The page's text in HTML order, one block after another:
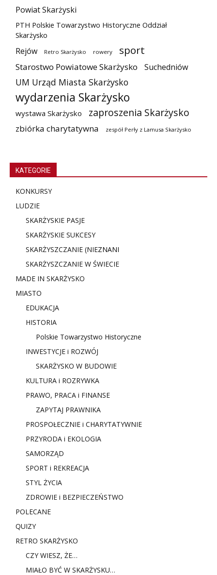
Powiat Skarżyski
PTH Polskie Towarzystwo Historyczne Oddział
Skarżysko
Rejów Retro Skarżysko rowery sport
Starostwo Powiatowe Skarżysko Suchedniów
UM Urząd Miasta Skarżysko
wydarzenia Skarżysko
wystawa Skarżysko zaproszenia Skarżysko
zbiórka charytatywna zespół Perły z Lamusa Skarżysko
KATEGORIE
KONKURSY
LUDZIE
SKARŻYSKIE PASJE
SKARŻYSKIE SUKCESY
SKARŻYSZCZANIE (NIEZNANI
SKARŻYSZCZANIE W ŚWIECIE
MADE IN SKARŻYSKO
MIASTO
EDUKACJA
HISTORIA
Polskie Towarzystwo Historyczne
INWESTYCJE i ROZWÓJ
SKARŻYSKO W BUDOWIE
KULTURA i ROZRYWKA
PRAWO, PRACA i FINANSE
ZAPYTAJ PRAWNIKA
PROSPOŁECZNIE i CHARYTATYWNIE
PRZYRODA i EKOLOGIA
SAMORZĄD
SPORT i REKREACJA
STYL ŻYCIA
ZDROWIE i BEZPIECZEŃSTWO
POLECANE
QUIZY
RETRO SKARŻYSKO
CZY WIESZ, ŻE…
MIAŁO BYĆ W SKARŻYSKU…